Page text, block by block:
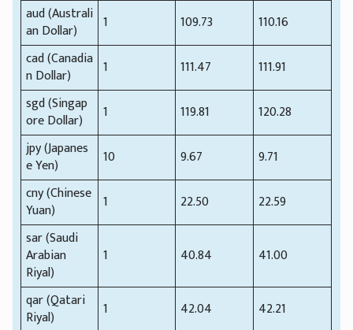
aud (Australi
an Dollar)
1 109.73
110.16
cad (Canadia
n Dollar)
1 111.47
111.91
sgd (Singap
ore Dollar)
1 119.81
120.28
jpy (Japanes
e Yen)
10 9.67
9.71
cny (Chinese
Yuan)
1 22.50
22.59
sar (Saudi
Arabian
Riyal)
1 40.84 41.00
qar (Qatari
Riyal)
1 42.04
42.21